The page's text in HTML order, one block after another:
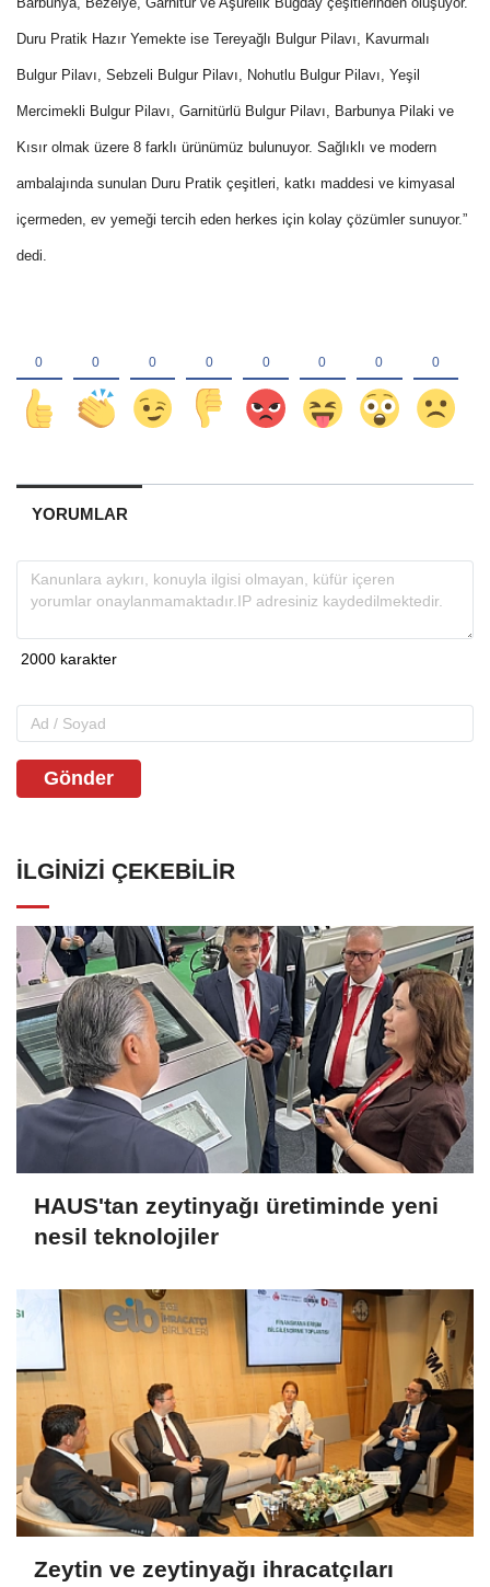
Duru Pratik Hazır Yemekte ise Tereyağlı Bulgur Pilavı, Kavurmalı
Bulgur Pilavı, Sebzeli Bulgur Pilavı, Nohutlu Bulgur Pilavı, Yeşil
Mercimekli Bulgur Pilavı, Garnitürlü Bulgur Pilavı, Barbunya Pilaki ve
Kısır olmak üzere 8 farklı ürünümüz bulunuyor. Sağlıklı ve modern
ambalajında sunulan Duru Pratik çeşitleri, katkı maddesi ve kimyasal
içermeden, ev yemeği tercih eden herkes için kolay çözümler sunuyor.”
dedi.
YORUMLAR
Gönder
İLGINIZI ÇEKEBILIR
HAUS'tan zeytinyağı üretiminde yeni
nesil teknolojiler
Zeytin ve zeytinyağı ihracatçıları